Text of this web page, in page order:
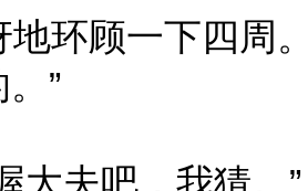
环顾一下四周
”
大夫吧，我猜。”